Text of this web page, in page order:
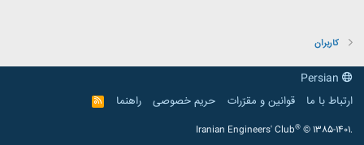
کاربران
ارتباط با ما
قوانین و مقرّرات حریم خصوصی راهنما
R
S
Iranian Engineers' Club® © 1385-1401.